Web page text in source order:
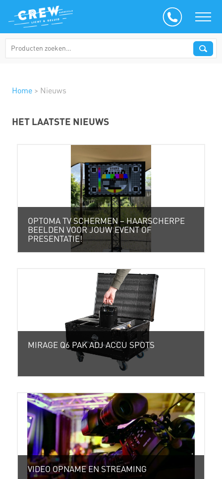
Home > Nieuws
HET LAATSTE NIEUWS
OPTOMA TV SCHERMEN – HAARSCHERPE
BEELDEN VOOR JOUW EVENT OF
PRESENTATIE!
MIRAGE Q6 PAK ADJ ACCU SPOTS
VIDEO OPNAME EN STREAMING